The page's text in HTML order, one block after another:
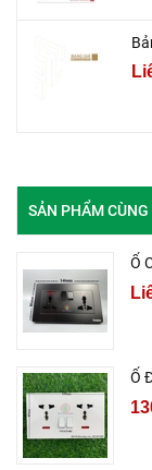
SẢN PHẨM CÙNG
Ổ
Ổ